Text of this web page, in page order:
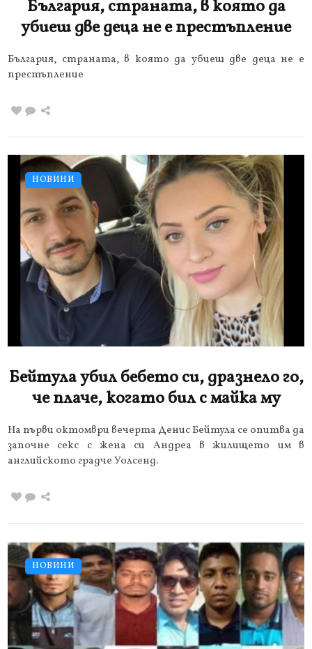
България, страната, в която да
убиеш две деца не е престъпление
България, страната, в която да убиеш две деца не е
престъпление
НОВИНИ
Бейтула убил бебето си, дразнело го,
че плаче, когато бил с майка му
На първи октомври вечерта Денис Бейтула се опитва да
започне секс с жена си Андреа в жилището им в
английското градче Уолсенд.
НОВИНИ